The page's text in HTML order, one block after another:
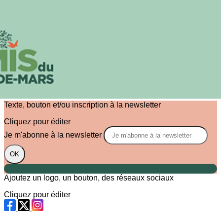
Menu
Images de la page d'accueil
Texte, bouton et/ou inscription à la newsletter
Cliquez pour éditer
Je m'abonne à la newsletter
OK
Ajoutez un logo, un bouton, des réseaux sociaux
Cliquez pour éditer